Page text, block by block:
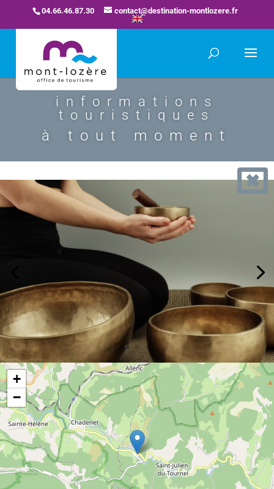
04.66.46.87.30 contact@destination-montlozere.fr
informations
touristiques
à tout moment
+
−